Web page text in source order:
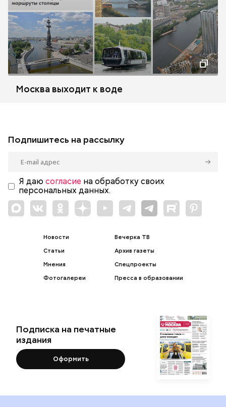
Москва выходит к воде
Подпишитесь на рассылку
Я даю согласие на обработку своих
персональных данных.
Новости
Статьи
Мнения
Фотогалереи
Вечерка ТВ
Архив газеты
Спецпроекты
Пресса в образовании
Подписка на печатные
издания
Оформить